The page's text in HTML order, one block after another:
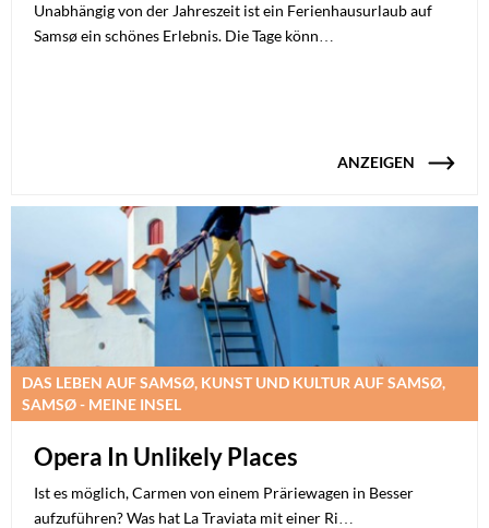
Unabhängig von der Jahreszeit ist ein Ferienhausurlaub auf
Samsø ein schönes Erlebnis. Die Tage könn…
ANZEIGEN
DAS LEBEN AUF SAMSØ, KUNST UND KULTUR AUF SAMSØ,
SAMSØ - MEINE INSEL
Opera In Unlikely Places
Ist es möglich, Carmen von einem Präriewagen in Besser
aufzuführen? Was hat La Traviata mit einer Ri…